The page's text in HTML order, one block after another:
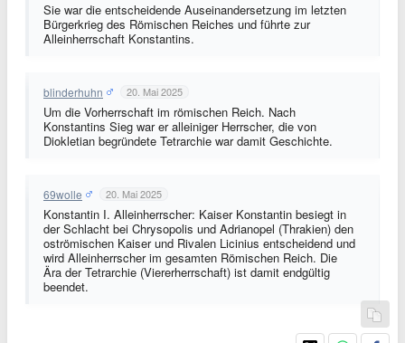
Sie war die entscheidende Auseinandersetzung im letzten
Bürgerkrieg des Römischen Reiches und führte zur
Alleinherrschaft Konstantins.
blinderhuhn 20. Mai 2025
Um die Vorherrschaft im römischen Reich. Nach
Konstantins Sieg war er alleiniger Herrscher, die von
Diokletian begründete Tetrarchie war damit Geschichte.
69wolle 20. Mai 2025
Konstantin I. Alleinherrscher: Kaiser Konstantin besiegt in
der Schlacht bei Chrysopolis und Adrianopel (Thrakien) den
oströmischen Kaiser und Rivalen Licinius entscheidend und
wird Alleinherrscher im gesamten Römischen Reich. Die
Ära der Tetrarchie (Viererherrschaft) ist damit endgültig
beendet.